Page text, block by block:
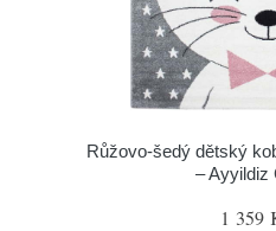
Růžovo-šedý dětský
– Ayyildiz
1 359